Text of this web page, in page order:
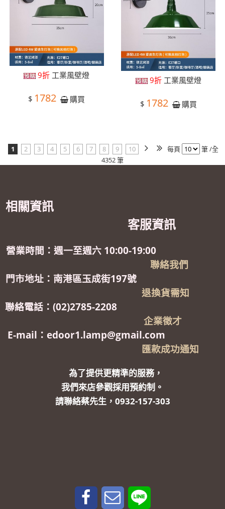
9折 工業風壁燈
$ 1782 購買
9折工業風壁燈
$ 1782 購買
1 2 3 4 5 6 7 8 9 10 每頁
筆 /全
4352 筆
相關資訊
客服資訊
營業時間：週一至週六 10:00-19:00
聯絡我們
門市地址：南港區玉成街197號
退換貨需知
聯絡電話：(02)2785-2208
企業徵才
E-mail：edoor1.lamp@gmail.com
匯款成功通知
為了提供更精準的服務，
我們來店參觀採用預約制。
請聯絡蔡先生，0932-157-303